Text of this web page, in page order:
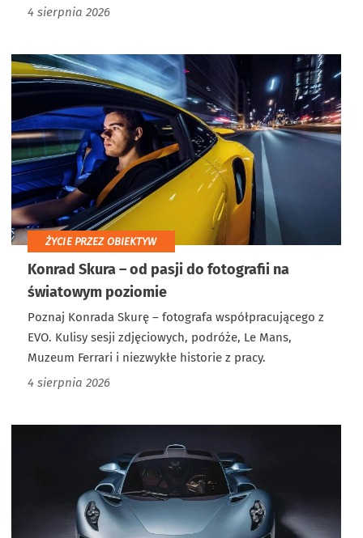
4 sierpnia 2026
ŻYCIE PRZEZ OBIEKTYW
Konrad Skura – od pasji do fotografii na
światowym poziomie
Poznaj Konrada Skurę – fotografa współpracującego z
EVO. Kulisy sesji zdjęciowych, podróże, Le Mans,
Muzeum Ferrari i niezwykłe historie z pracy.
4 sierpnia 2026